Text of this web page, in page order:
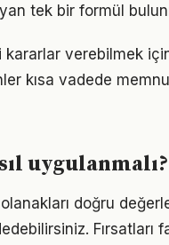
tek bir formül
kararlar verebilmek
kısa vadede
uygulanmalı?
doğru